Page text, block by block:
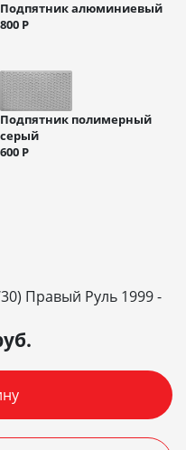
Подпятник алюминиевый
800 Р
Подпятник полимерный
серый
600 Р
Правый Руль 1999 -